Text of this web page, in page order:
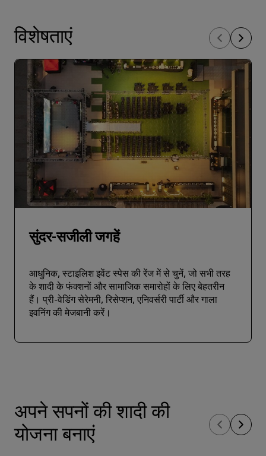
विशेषताएं
सुंदर-सजीली जगहें
आधुनिक, स्टाइलिश इवेंट स्पेस की रेंज में से चुनें, जो सभी तरह
के शादी के फंक्‍शनों और सामाजिक समारोहों के लिए बेहतरीन
हैं। प्री-वेडिंग सेरेमनी, रिसेप्शन, एनिवर्सरी पार्टी और गाला
इवनिंग की मेजबानी करें।
अपने सपनों की शादी की
योजना बनाएं